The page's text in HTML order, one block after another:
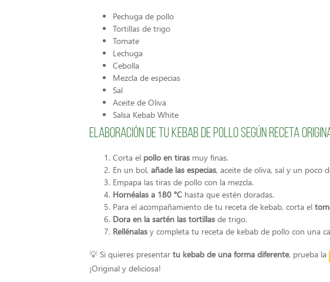
Pechuga de pollo
Tortillas de trigo
Tomate
Lechuga
Cebolla
Mezcla de especias
Sal
Aceite de Oliva
Salsa Kebab White
Elaboración de tu kebab de pollo según receta
Corta el pollo en tiras muy finas.
En un bol, añade las especias, aceite de oliva, sal y un poco
Empapa las tiras de pollo con la mezcla.
Hornéalas a 180 °C hasta que estén doradas.
Para el acompañamiento de tu receta de kebab, corta el
Dora en la sartén las tortillas de trigo.
Rellénalas y completa tu receta de kebab de pollo con una
💡 Si quieres presentar tu kebab de una forma diferente, prueba la
¡Original y deliciosa!